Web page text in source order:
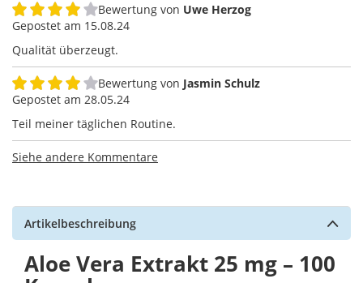
80%
Bewertung von Uwe Herzog
Gepostet am 15.08.24
Qualität überzeugt.
80%
Bewertung von Jasmin Schulz
Gepostet am 28.05.24
Teil meiner täglichen Routine.
Siehe andere Kommentare
Artikelbeschreibung
Aloe Vera Extrakt 25 mg – 100